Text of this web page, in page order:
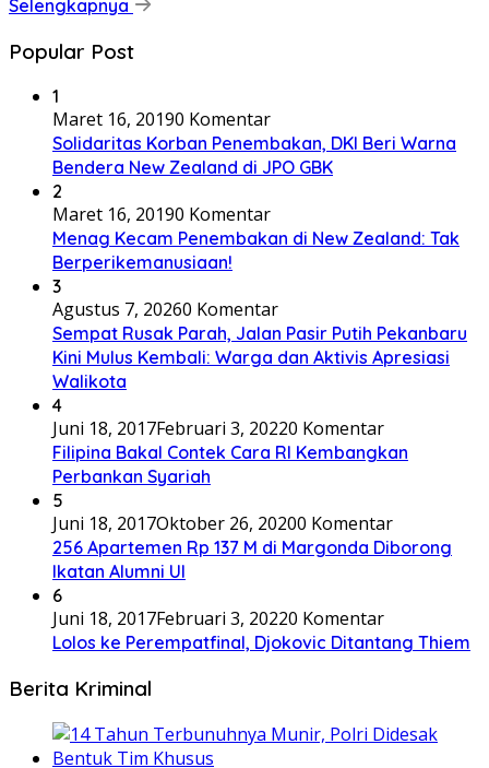
Selengkapnya
Popular Post
1
Maret 16, 20190 Komentar
Solidaritas Korban Penembakan, DKI Beri Warna
Bendera New Zealand di JPO GBK
2
Maret 16, 20190 Komentar
Menag Kecam Penembakan di New Zealand: Tak
Berperikemanusiaan!
3
Agustus 7, 20260 Komentar
Sempat Rusak Parah, Jalan Pasir Putih Pekanbaru
Kini Mulus Kembali: Warga dan Aktivis Apresiasi
Walikota
4
Juni 18, 2017Februari 3, 20220 Komentar
Filipina Bakal Contek Cara RI Kembangkan
Perbankan Syariah
5
Juni 18, 2017Oktober 26, 20200 Komentar
256 Apartemen Rp 137 M di Margonda Diborong
Ikatan Alumni UI
6
Juni 18, 2017Februari 3, 20220 Komentar
Lolos ke Perempatfinal, Djokovic Ditantang Thiem
Berita Kriminal